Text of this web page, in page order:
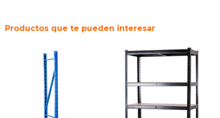
Productos que te pueden interesar